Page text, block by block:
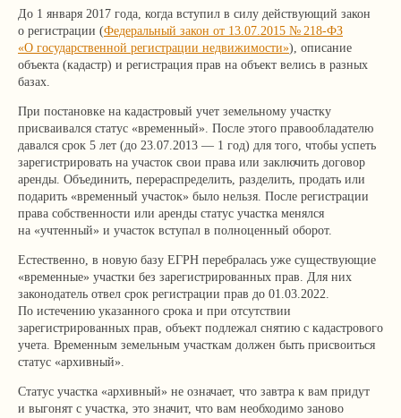
До 1 января 2017 года, когда вступил в силу действующий закон
о регистрации (Федеральный закон от 13.07.2015 № 218-ФЗ
«О государственной регистрации недвижимости»), описание
объекта (кадастр) и регистрация прав на объект велись в разных
базах.
При постановке на кадастровый учет земельному участку
присваивался статус «временный». После этого правообладателю
давался срок 5 лет (до 23.07.2013 — 1 год) для того, чтобы успеть
зарегистрировать на участок свои права или заключить договор
аренды. Объединить, перераспределить, разделить, продать или
подарить «временный участок» было нельзя. После регистрации
права собственности или аренды статус участка менялся
на «учтенный» и участок вступал в полноценный оборот.
Естественно, в новую базу ЕГРН перебралась уже существующие
«временные» участки без зарегистрированных прав. Для них
законодатель отвел срок регистрации прав до 01.03.2022.
По истечению указанного срока и при отсутствии
зарегистрированных прав, объект подлежал снятию с кадастрового
учета. Временным земельным участкам должен быть присвоиться
статус «архивный».
Статус участка «архивный» не означает, что завтра к вам придут
и выгонят с участка, это значит, что вам необходимо заново